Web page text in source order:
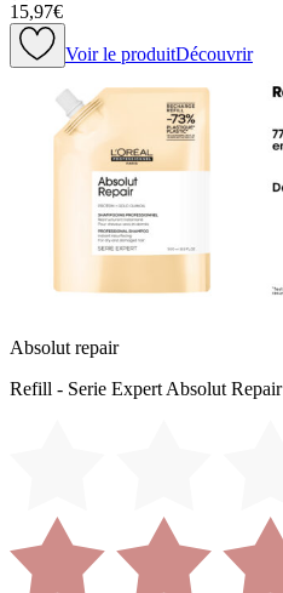
15,97€
Voir le produitDécouvrir
Absolut repair
Refill - Serie Expert Absolut Repair